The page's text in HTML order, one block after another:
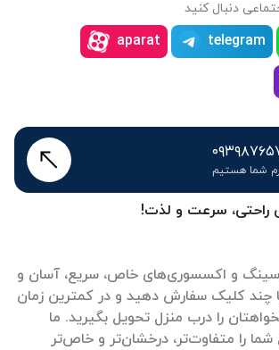
راحتی، سرعت و لذت!
و اکسسوری‌های خاص، سریع، آسان و
کلیک سفارش دهید و در کمترین زمان
را درب منزل تحویل بگیرید. ما
شما را متفاوت‌تر، درخشان‌تر و خاص‌تر
دنبال کنید
telegram
aparat
شما هستیم